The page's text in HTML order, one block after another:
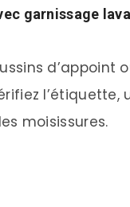
garnissage
d’appoint
moisissures.